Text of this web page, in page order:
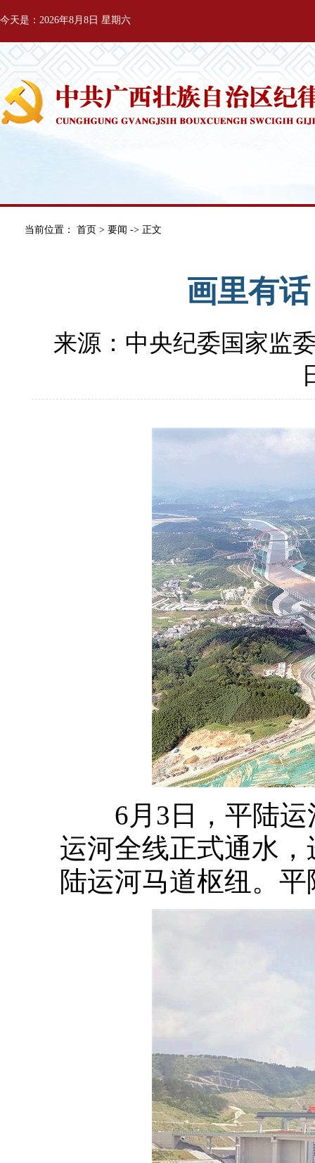
今天是：2026年8月8日 星期六
当前位置： 首页 > 要闻 -> 正文
画里有
来源：中央纪委国家监
6月3日，平陆运
运河全线正式通水
陆运河马道枢纽。